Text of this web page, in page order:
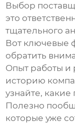
Выбор
это
тщательного
Вот ключевые
обратить
Опыт работы и
историю
узнайте,
Полезно
которые уже